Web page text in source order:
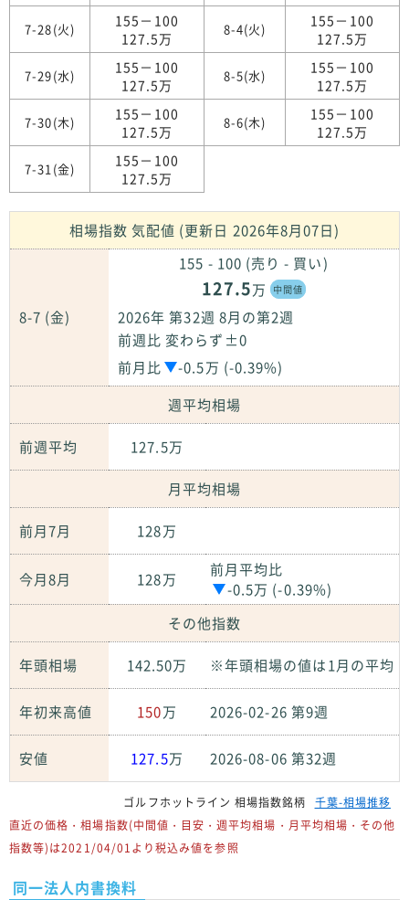
7-28(火)
155－100
127.5万
7-29(水)
155－100
127.5万
7-30(木)
155－100
127.5万
7-31(金)
155－100
127.5万
8-4(火)
155－100
127.5万
8-5(水)
155－100
127.5万
8-6(木)
155－100
127.5万
相場指数 気配値 (更新日 2026年8月07日)
8-7 (金)
155 - 100 (売り - 買い)
127.5万 中間値
2026年 第32週 8月の第2週
前週比 変わらず±0
前月比
-0.5万 (-0.39%)
週平均相場
前週平均 127.5万
月平均相場
前月7月 128万
今月8月 128万
前月平均比
-0.5万 (-0.39%)
その他指数
年頭相場 142.50万 ※年頭相場の値は1月の平均
年初来高値 150万 2026-02-26 第9週
安値 127.5万 2026-08-06 第32週
ゴルフホットライン 相場指数銘柄
千葉-相場推移
直近の価格・相場指数(中間値・目安・週平均相場・月平均相場・その他
指数等)は2021/04/01より税込み値を参照
同一法人内書換料